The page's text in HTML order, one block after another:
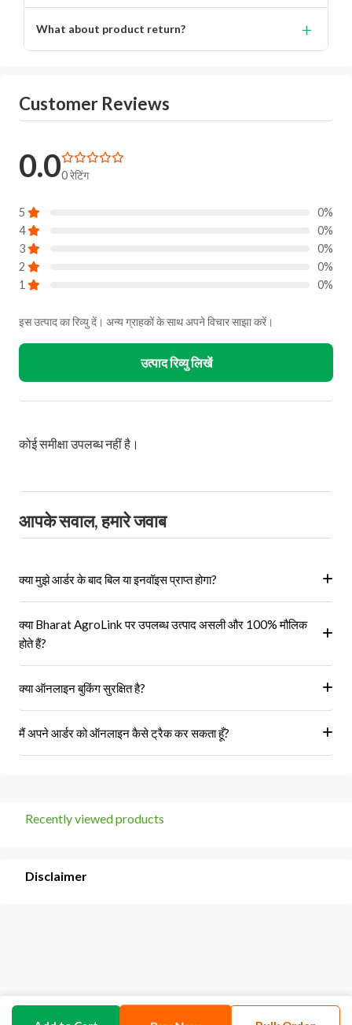
What about product return? +
Customer Reviews
0.00 रेटिंग
5
0%
4
0%
3
0%
2
0%
1
0%
इस उत्पाद का रिव्यु दें। अन्य ग्राहकों के साथ अपने विचार साझा करें।
उत्पाद रिव्यु लिखें
कोई समीक्षा उपलब्ध नहीं है।
आपके सवाल, हमारे जवाब
क्या मुझे आर्डर के बाद बिल या इनवॉइस प्राप्त होगा?
ऑर्डर' अनुभाग में एक इनवॉइस प्राप्त होगा।
क्या Bharat AgroLink पर उपलब्ध उत्पाद असली और 100% मौलिक
होते हैं?
क्या ऑनलाइन बुकिंग सुरक्षित है?
मैं अपने आर्डर को ऑनलाइन कैसे ट्रैक कर सकता हूँ?
Recently viewed products
Disclaimer